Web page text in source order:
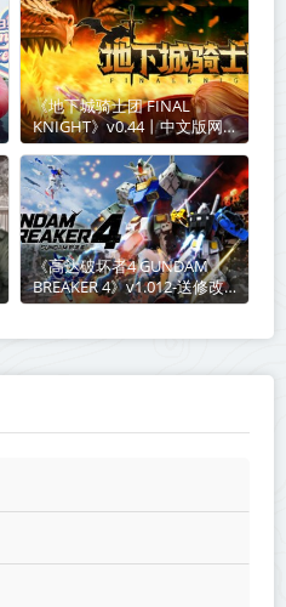
《地下城骑士团 FINAL
KNIGHT》v0.44丨中文版网
盘下载
《高达破坏者4 GUNDAM
BREAKER 4》v1.012-送修改
器【PC/手机双端】丨中文版